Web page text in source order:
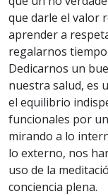
que darle el valor
aprender a
regalarnos
Dedicarnos un
nuestra salud, es
el equilibrio
funcionales por
mirando a lo
lo externo, nos
uso de la
conciencia plena.